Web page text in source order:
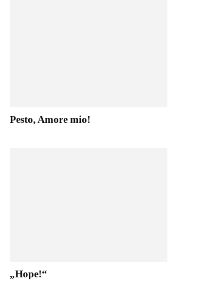
Pesto, Amore mio!
„Hope!“